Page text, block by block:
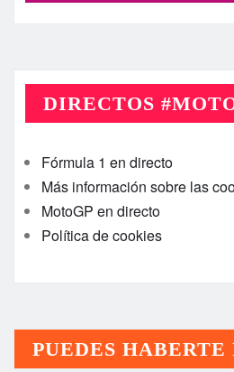
DIRECTOS
Fórmula 1 en directo
Más información sobre las
MotoGP en directo
Política de cookies
PUEDES HABERTE